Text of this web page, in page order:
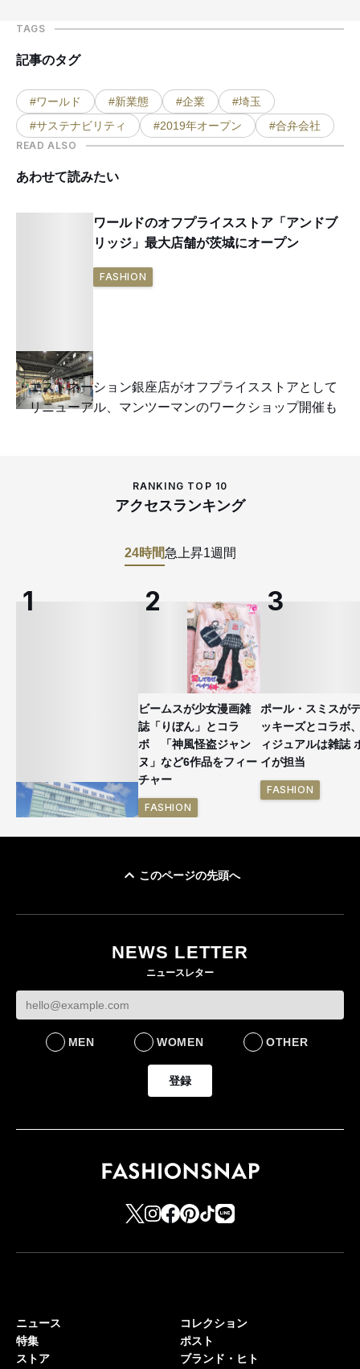
TAGS
記事のタグ
#ワールド #新業態 #企業
#埼玉
#サステナビリティ
#2019年オープン #合弁会社
READ ALSO
あわせて読みたい
ワールドのオフプライスストア「アンドブ
リッジ」最大店舗が茨城にオープン
FASHION
エストネーション銀座店がオフプライスストアとして
リニューアル、マンツーマンのワークショップ開催も
RANKING TOP 10
アクセスランキング
24時間急上昇1週間
ビームスが少女漫画雑
誌「りぼん」とコラ
ボ 「神風怪盗ジャン
ヌ」など6作品をフィー
チャー
FASHION
ポール・スミスが
ッキーズとコラボ
ィジュアルは雑誌
イが担当
FASHION
このページの先頭へ
NEWS LETTER
ニュースレター
MEN WOMEN OTHER
登録
ニュース
特集
ストア
コレクション
ポスト
ブランド・ヒト